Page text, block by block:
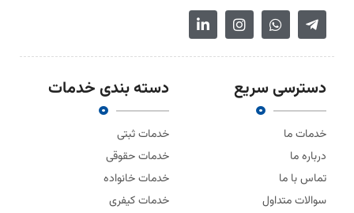
دسترسی سریع
خدمات ما
درباره ما
تماس با ما
سوالات متداول
دسته بندی خدمات
خدمات ثبتی
خدمات حقوقی
خدمات خانواده
خدمات کیفری